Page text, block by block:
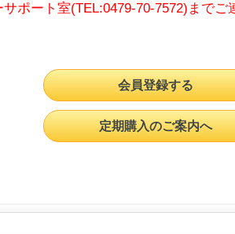
ポート室(TEL:0479-70-7572)までご
会員登録する
定期購入のご案内へ